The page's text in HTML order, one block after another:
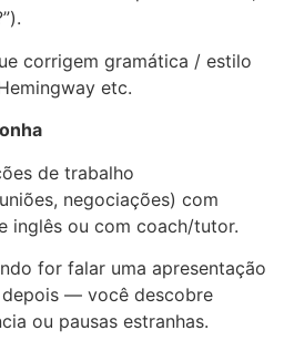
corrigem gramática / estilo
etc.
de trabalho
negociações) com
inglês ou com coach/tutor.
for falar uma apresentação
depois — você descobre
ou pausas estranhas.